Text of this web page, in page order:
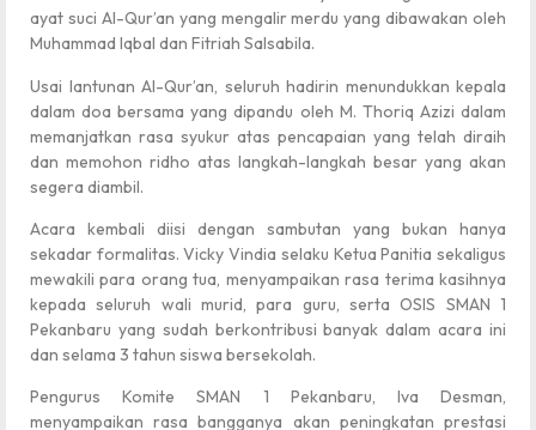
ayat suci Al-Qur’an yang mengalir merdu yang dibawakan oleh
Muhammad Iqbal dan Fitriah Salsabila.
Usai lantunan Al-Qur’an, seluruh hadirin menundukkan kepala
dalam doa bersama yang dipandu oleh M. Thoriq Azizi dalam
memanjatkan rasa syukur atas pencapaian yang telah diraih
dan memohon ridho atas langkah-langkah besar yang akan
segera diambil.
Acara kembali diisi dengan sambutan yang bukan hanya
sekadar formalitas. Vicky Vindia selaku Ketua Panitia sekaligus
mewakili para orang tua, menyampaikan rasa terima kasihnya
kepada seluruh wali murid, para guru, serta OSIS SMAN 1
Pekanbaru yang sudah berkontribusi banyak dalam acara ini
dan selama 3 tahun siswa bersekolah.
Pengurus Komite SMAN 1 Pekanbaru, Iva Desman,
menyampaikan rasa bangganya akan peningkatan prestasi